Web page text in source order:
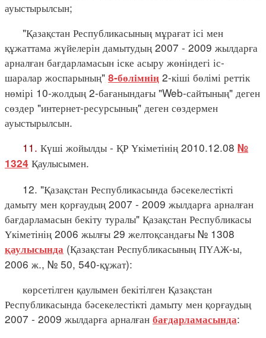
ауыстырылсын;
"Қазақстан Республикасының мұрағат ісі мен
құжаттама жүйелерін дамытудың 2007 - 2009 жылдарға
арналған бағдарламасын іске асыру жөніндегі іс-
шаралар жоспарының" 8-бөлімнің 2-кіші бөлімі реттік
нөмірі 10-жолдың 2-бағанындағы "Web-сайтының" деген
сөздер "интернет-ресурсының" деген сөздермен
ауыстырылсын.
11. Күші жойылды - ҚР Үкіметінің 2010.12.08 №
1324 Қаулысымен.
12. "Қазақстан Республикасында бәсекелестікті
дамыту мен қорғаудың 2007 - 2009 жылдарға арналған
бағдарламасын бекіту туралы" Қазақстан Республикасы
Үкіметінің 2006 жылғы 29 желтоқсандағы № 1308
қаулысында (Қазақстан Республикасының ПҮАЖ-ы,
2006 ж., № 50, 540-құжат):
көрсетілген қаулымен бекітілген Қазақстан
Республикасында бәсекелестікті дамыту мен қорғаудың
2007 - 2009 жылдарға арналған бағдарламасында: